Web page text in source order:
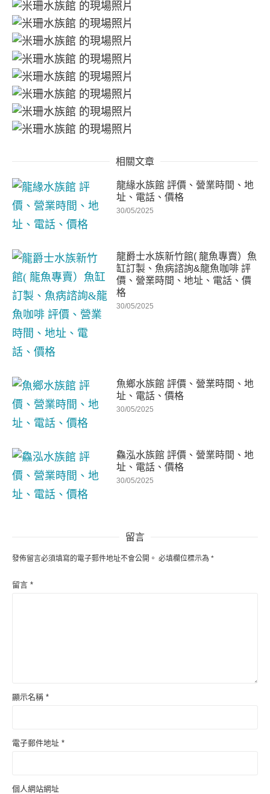
相關文章
龍緣水族館 評價、營業時間、地
址、電話、價格
30/05/2025
龍爵士水族新竹館( 龍魚專賣）魚
缸訂製、魚病諮詢&龍魚咖啡 評
價、營業時間、地址、電話、價
格
30/05/2025
魚鄉水族館 評價、營業時間、地
址、電話、價格
30/05/2025
鱻泓水族館 評價、營業時間、地
址、電話、價格
30/05/2025
留言
發佈留言必須填寫的電子郵件地址不會公開。 必填欄位標示為 *
留言 *
顯示名稱 *
電子郵件地址 *
個人網站網址